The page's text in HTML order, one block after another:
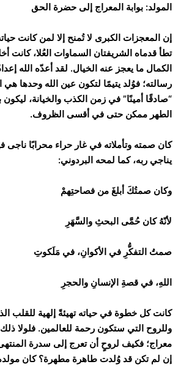
المولد: بوابة المعراج إلى حضرة الحق
إن المعجزات الكبرى لا تُمنح إلا لمن كانت
تطأ قدماه الشريفتان السماوات العُلا، كانت
الكمال ما يعجز عنه الخيال. لقد أعدّه الله
رسالته؛ فوُلد يتيمًا لتكون عين الله وحدها هي
“صادقًا أمينًا” في زمن الكذب والخيانة، ليكون
الطهر ممكن حتى في أقسى الظروف.
كان صمته وتأملاته في غار حراء محرابًا ناجى
يناجي ربه، كما لمحه البردوني:
وكان صمتُكَ أبلغَ من فصاحتِهمْ
لأنّهُ كان حُمَّى البحثِ والسَّهَرِ
صمتُ التفكُّرِ في الأكوانِ، في مَلَكوتِ
اللهِ، في قصةِ الإنسانِ والحجرِ
كانت كل خطوة في حياته تهيئةً إلهية للقلب
وللروح التي ستكون رحمة للعالمين. فلولا ذلك
معراج؛ فكيف لروحٍ أن تعرج إلى سدرة
إن لم تكن قد وُلدت طاهرة مطهرة؟ كان